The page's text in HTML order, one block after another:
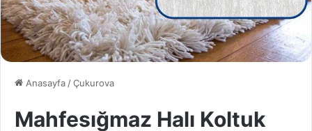
Anasayfa /Çukurova
Mahfesığmaz Halı Koltuk